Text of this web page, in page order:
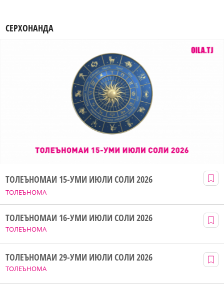
СЕРХОНАНДА
ТОЛЕЪНОМА
ТОЛЕЪНОМАИ 15-УМИ ИЮЛИ СОЛИ 2026
ТОЛЕЪНОМА
ТОЛЕЪНОМАИ 16-УМИ ИЮЛИ СОЛИ 2026
ТОЛЕЪНОМА
ТОЛЕЪНОМАИ 29-УМИ ИЮЛИ СОЛИ 2026